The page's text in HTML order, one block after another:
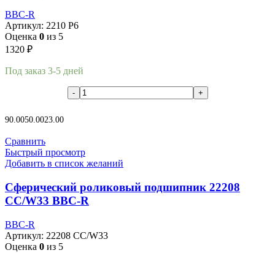
BBC-R
Артикул: 2210 P6
Оценка 0 из 5
1320 ₽
Под заказ 3-5 дней
90.0050.0023.00
Сравнить
Быстрый просмотр
Добавить в список желаний
Сферический роликовый подшипник 22208
CC/W33 BBC-R
BBC-R
Артикул: 22208 CC/W33
Оценка 0 из 5